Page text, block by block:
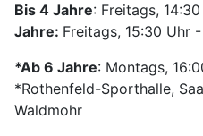
Bis 4 Jahre: Freitags,
Jahre: Freitags, 15:30 Uhr
*Ab 6 Jahre: Montags,
*Rothenfeld-Sporthalle,
Waldmohr